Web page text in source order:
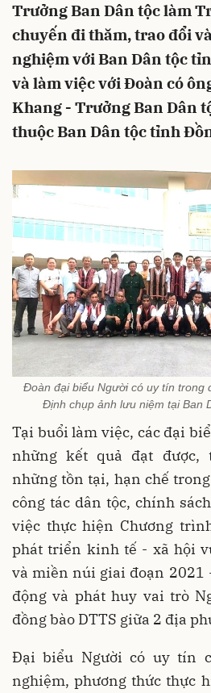
Trưởng Ban Dân tộc làm
chuyến đi thăm, trao đổi
nghiệm với Ban Dân tộc
và làm việc với Đoàn có
Khang - Trưởng Ban Dân
thuộc Ban Dân tộc tỉnh
Đoàn đại biểu Người có uy tín trong
Định chụp ảnh lưu niệm tại Ban
Tại buổi làm việc, các đại
những kết quả đạt được,
những tồn tại, hạn chế
công tác dân tộc, chính
việc thực hiện Chương
phát triển kinh tế - xã hội
và miền núi giai đoạn 2021
động và phát huy vai trò
đồng bào DTTS giữa 2 địa
Đại biểu Người có uy tín
nghiệm, phương thức thực